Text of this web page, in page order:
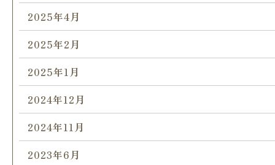
2025年4月
2025年2月
2025年1月
2024年12月
2024年11月
2023年6月